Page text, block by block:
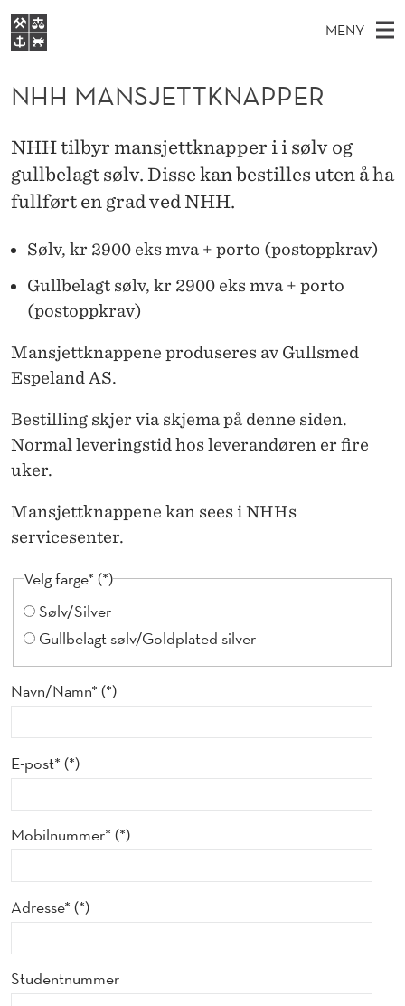
N
H
H
M
A
N
S
J
E
T
K
N
A
P
P
E
R
MENY
O
E
D
M
N
Y
VIDEREUTDANNING
Ø
K
T
S
T
E
D
Forsiden
Studier
Om NHH
Alumni
NHH MANSJETTKNAPPER
NHH tilbyr mansjettknapper i i sølv og
gullbelagt sølv. Disse kan bestilles uten å ha
fullført en grad ved NHH.
Sølv, kr 2900 eks mva + porto (postoppkrav)
Gullbelagt sølv, kr 2900 eks mva + porto
(postoppkrav)
Mansjettknappene produseres av Gullsmed
Espeland AS.
Bestilling skjer via skjema på denne siden.
Normal leveringstid hos leverandøren er fire
uker.
Mansjettknappene kan sees i NHHs
servicesenter.
Velg farge*
Sølv/Silver
Gullbelagt sølv/Goldplated silver
Navn/Namn*
E-post*
Mobilnummer*
Adresse*
Studentnummer